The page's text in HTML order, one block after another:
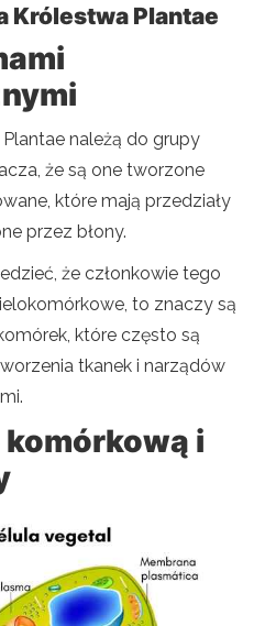
Królestwa Plantae
należą do grupy
że ​​są one tworzone
które mają przedziały
przez błony.
że członkowie tego
to znaczy są
które często są
tkanek i narządów
i